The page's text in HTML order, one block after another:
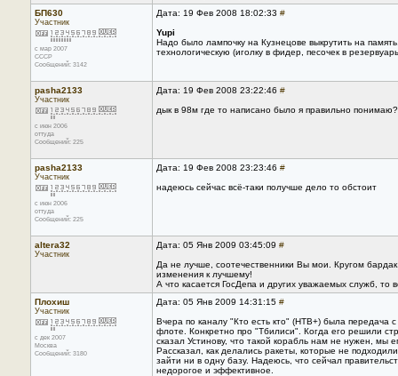
БП630
Участник
с мар 2007
CCCP
Сообщений: 3142
Дата: 19 Фев 2008 18:02:33 #
Yupi
Надо было лампочку на Кузнецове выкрутить на
технологическую (иголку в фидер, песочек в
pasha2133
Участник
с июн 2006
оттуда
Сообщений: 225
Дата: 19 Фев 2008 23:22:46 #
дык в 98м где то написано было я правильно понимаю?
pasha2133
Участник
с июн 2006
оттуда
Сообщений: 225
Дата: 19 Фев 2008 23:23:46 #
надеюсь сейчас всё-таки получше дело то обстоит
altera32
Участник
Дата: 05 Янв 2009 03:45:09 #
Да не лучше, соотечественники Вы мои. Кругом
изменения к лучшему!
А что касается ГосДепа и других уважаемых служб, то
Плохиш
Участник
с дек 2007
Москва
Сообщений: 3180
Дата: 05 Янв 2009 14:31:15 #
Вчера по каналу "Кто есть кто" (НТВ+) была
флоте. Конкретно про "Тбилиси". Когда его решили
сказал Устинову, что такой корабль нам не нужен, мы
Рассказал, как делались ракеты, которые не
зайти ни в одну базу. Надеюсь, что сейчал
недорогое и эффективное.